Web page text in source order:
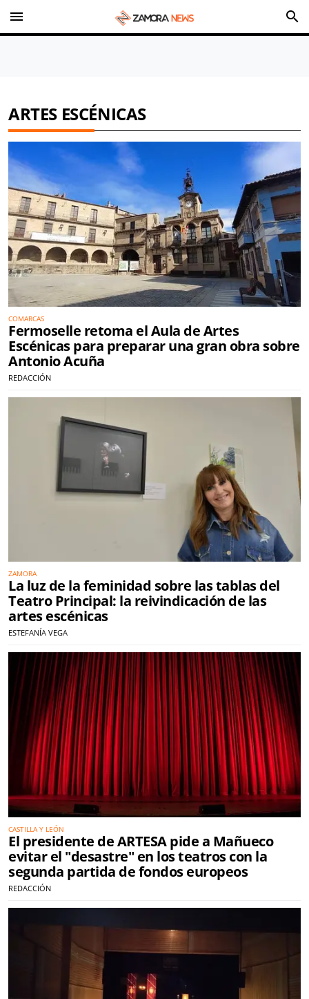
menu search
ARTES ESCÉNICAS
COMARCAS
Fermoselle retoma el Aula de Artes
Escénicas para preparar una gran obra sobre
Antonio Acuña
REDACCIÓN
ZAMORA
La luz de la feminidad sobre las tablas del
Teatro Principal: la reivindicación de las
artes escénicas
ESTEFANÍA VEGA
CASTILLA Y LEÓN
El presidente de ARTESA pide a Mañueco
evitar el "desastre" en los teatros con la
segunda partida de fondos europeos
REDACCIÓN